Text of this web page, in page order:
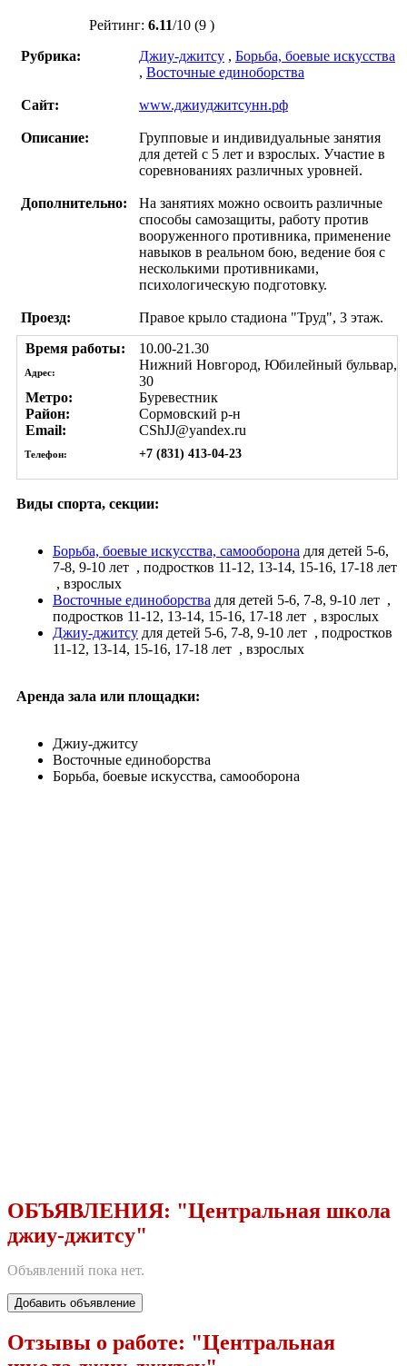
Рейтинг: 6.11/10 (9 )
Рубрика:
Джиу-джитсу , Борьба, боевые искусства
, Восточные единоборства
Сайт: www.джиуджитсунн.рф
Описание:
Групповые и индивидуальные занятия
для детей с 5 лет и взрослых. Участие в
соревнованиях различных уровней.
Дополнительно:
На занятиях можно освоить различные
способы самозащиты, работу против
вооруженного противника, применение
навыков в реальном бою, ведение боя с
несколькими противниками,
психологическую подготовку.
Проезд:
Правое крыло стадиона "Труд", 3 этаж.
Время работы:
10.00-21.30
Адрес:
Нижний Новгород, Юбилейный бульвар,
30
Метро:
Буревестник
Район:
Сормовский р-н
Email:
CShJJ@yandex.ru
Телефон: +7 (831) 413-04-23
Виды спорта, секции:
Борьба, боевые искусства, самооборона для детей 5-6,
7-8, 9-10 лет , подростков 11-12, 13-14, 15-16, 17-18 лет
, взрослых
Восточные единоборства для детей 5-6, 7-8, 9-10 лет ,
подростков 11-12, 13-14, 15-16, 17-18 лет , взрослых
Джиу-джитсу для детей 5-6, 7-8, 9-10 лет , подростков
11-12, 13-14, 15-16, 17-18 лет , взрослых
Аренда зала или площадки:
Джиу-джитсу
Восточные единоборства
Борьба, боевые искусства, самооборона
ОБЪЯВЛЕНИЯ: "Центральная школа
джиу-джитсу"
Объявлений пока нет.
Добавить объявление
Отзывы о работе: "Центральная